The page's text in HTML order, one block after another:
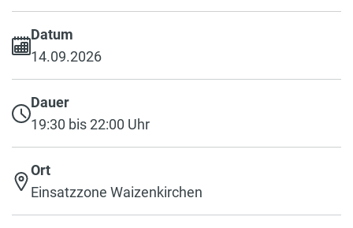
Datum
14.09.2026
Dauer
19:30 bis 22:00 Uhr
Ort
Einsatzzone Waizenkirchen